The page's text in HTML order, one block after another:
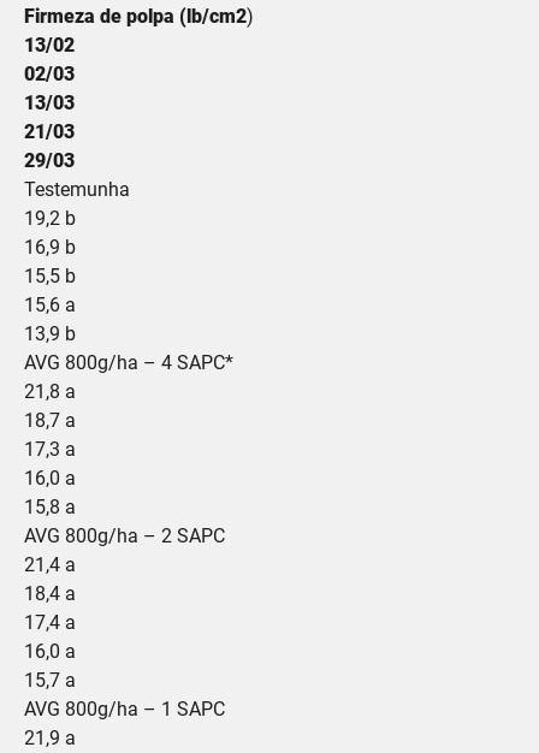
Firmeza de polpa (lb/cm2)
13/02
02/03
13/03
21/03
29/03
Testemunha
19,2 b
16,9 b
15,5 b
15,6 a
13,9 b
AVG 800g/ha – 4 SAPC*
21,8 a
18,7 a
17,3 a
16,0 a
15,8 a
AVG 800g/ha – 2 SAPC
21,4 a
18,4 a
17,4 a
16,0 a
15,7 a
AVG 800g/ha – 1 SAPC
21,9 a